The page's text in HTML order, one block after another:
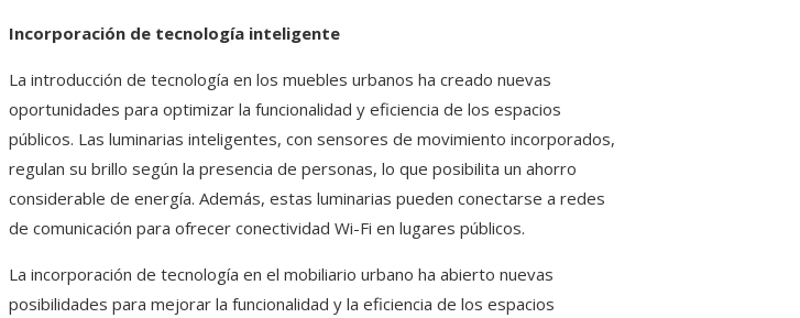
Incorporación de tecnología inteligente
La introducción de tecnología en los muebles urbanos ha creado nuevas
oportunidades para optimizar la funcionalidad y eficiencia de los espacios
públicos. Las luminarias inteligentes, con sensores de movimiento incorporados,
regulan su brillo según la presencia de personas, lo que posibilita un ahorro
considerable de energía. Además, estas luminarias pueden conectarse a redes
de comunicación para ofrecer conectividad Wi-Fi en lugares públicos.
La incorporación de tecnología en el mobiliario urbano ha abierto nuevas
posibilidades para mejorar la funcionalidad y la eficiencia de los espacios